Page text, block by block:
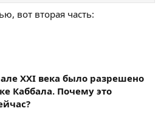
вот вторая часть:
XXI века было разрешено
Каббала. Почему это